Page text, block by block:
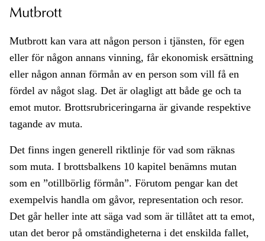
Mutbrott
Mutbrott kan vara att någon person i tjänsten, för egen
eller för någon annans vinning, får ekonomisk ersättning
eller någon annan förmån av en person som vill få en
fördel av något slag. Det är olagligt att både ge och ta
emot mutor. Brottsrubriceringarna är givande respektive
tagande av muta.
Det finns ingen generell riktlinje för vad som räknas
som muta. I brottsbalkens 10 kapitel benämns mutan
som en ”otillbörlig förmån”. Förutom pengar kan det
exempelvis handla om gåvor, representation och resor.
Det går heller inte att säga vad som är tillåtet att ta emot,
utan det beror på omständigheterna i det enskilda fallet,